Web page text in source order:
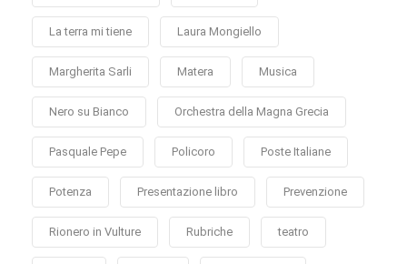
La terra mi tiene Laura Mongiello
Margherita Sarli Matera Musica
Nero su Bianco Orchestra della Magna Grecia
Pasquale Pepe Policoro Poste Italiane
Potenza Presentazione libro Prevenzione
Rionero in Vulture Rubriche teatro